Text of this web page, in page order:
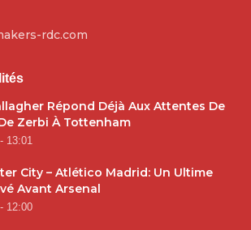
rdc.com
Répond Déjà Aux Attentes De
Zerbi À Tottenham
13:01
City – Atlético Madrid: Un Ultime
Avant Arsenal
12:00